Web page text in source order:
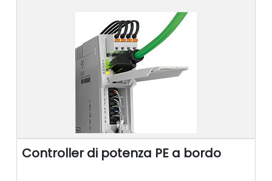
Controller di potenza PE a bordo